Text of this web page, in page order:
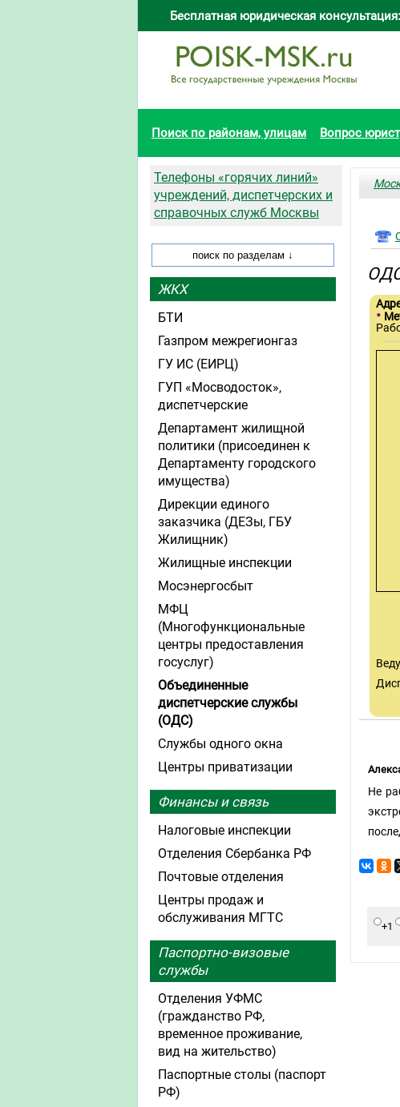
Бесплатная юридическая консультация:
Поиск по районам, улицам Вопрос
•
Не
+1
Телефоны «горячих линий»
учреждений, диспетчерских и
справочных служб Москвы
ЖКХ
БТИ
Газпром межрегионгаз
ГУ ИС (ЕИРЦ)
ГУП «Мосводосток»,
диспетчерские
Департамент жилищной
политики (присоединен к
Департаменту городского
имущества)
Дирекции единого
заказчика (ДЕЗы, ГБУ
Жилищник)
Жилищные инспекции
Мосэнергосбыт
МФЦ
(Многофункциональные
центры предоставления
госуслуг)
Объединенные
диспетчерские службы
(ОДС)
Службы одного окна
Центры приватизации
Финансы и связь
Налоговые инспекции
Отделения Сбербанка РФ
Почтовые отделения
Центры продаж и
обслуживания МГТС
Паспортно-визовые
службы
Отделения УФМС
(гражданство РФ,
временное проживание,
вид на жительство)
Паспортные столы (паспорт
РФ)